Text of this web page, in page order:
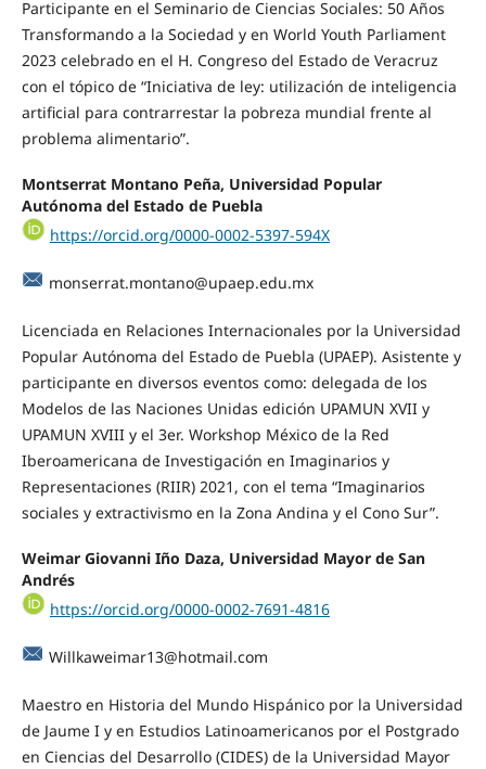
Participante en el Seminario de Ciencias Sociales: 50 Años
Transformando a la Sociedad y en World Youth Parliament
2023 celebrado en el H. Congreso del Estado de Veracruz
con el tópico de “Iniciativa de ley: utilización de inteligencia
artificial para contrarrestar la pobreza mundial frente al
problema alimentario”.
Montserrat Montano Peña, Universidad Popular
Autónoma del Estado de Puebla
https://orcid.org/0000-0002-5397-594X
monserrat.montano@upaep.edu.mx
Licenciada en Relaciones Internacionales por la Universidad
Popular Autónoma del Estado de Puebla (UPAEP). Asistente y
participante en diversos eventos como: delegada de los
Modelos de las Naciones Unidas edición UPAMUN XVII y
UPAMUN XVIII y el 3er. Workshop México de la Red
Iberoamericana de Investigación en Imaginarios y
Representaciones (RIIR) 2021, con el tema “Imaginarios
sociales y extractivismo en la Zona Andina y el Cono Sur”.
Weimar Giovanni Iño Daza, Universidad Mayor de San
Andrés
https://orcid.org/0000-0002-7691-4816
Willkaweimar13@hotmail.com
Maestro en Historia del Mundo Hispánico por la Universidad
de Jaume I y en Estudios Latinoamericanos por el Postgrado
en Ciencias del Desarrollo (CIDES) de la Universidad Mayor